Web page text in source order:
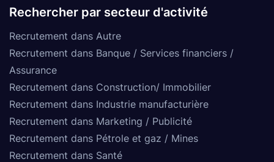
Rechercher par secteur d'activité
Recrutement dans Autre
Recrutement dans Banque / Services financiers /
Assurance
Recrutement dans Construction/ Immobilier
Recrutement dans Industrie manufacturière
Recrutement dans Marketing / Publicité
Recrutement dans Pétrole et gaz / Mines
Recrutement dans Santé